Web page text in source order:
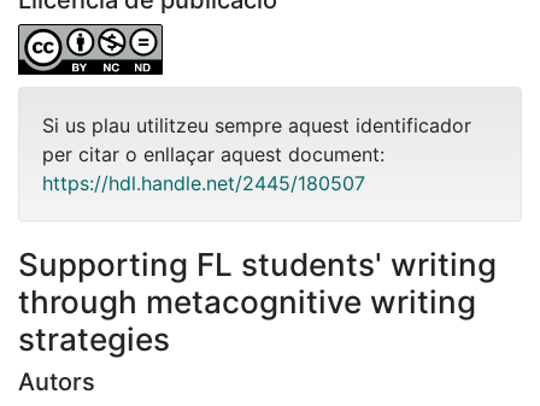
Si us plau utilitzeu sempre aquest identificador
per citar o enllaçar aquest document:
https://hdl.handle.net/2445/180507
Supporting FL students' writing
through metacognitive writing
strategies
Autors